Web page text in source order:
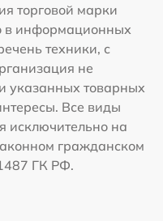
торговой марки
в информационных
техники, с
не
указанных товарных
Все виды
исключительно на
гражданском
1487 ГК РФ.